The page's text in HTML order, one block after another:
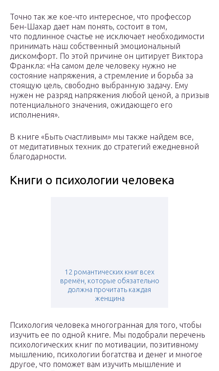
Точно так же кое-что интересное, что профессор
Бен-Шахар дает нам понять, состоит в том,
что подлинное счастье не исключает необходимости
принимать наш собственный эмоциональный
дискомфорт. По этой причине он цитирует Виктора
Франкла: «На самом деле человеку нужно не
состояние напряжения, а стремление и борьба за
стоящую цель, свободно выбранную задачу. Ему
нужен не разряд напряжения любой ценой, а призыв
потенциального значения, ожидающего его
исполнения».
В книге «Быть ​​счастливым» мы также найдем все,
от медитативных техник до стратегий ежедневной
благодарности.
Книги о психологии человека
12 романтических книг всех
времён, которые обязательно
должна прочитать каждая
женщина
Психология человека многогранная для того, чтобы
изучить ее по одной книге. Мы подобрали перечень
психологических книг по мотивации, позитивному
мышлению, психологии богатства и денег и многое
другое, что поможет вам изучить мышление и